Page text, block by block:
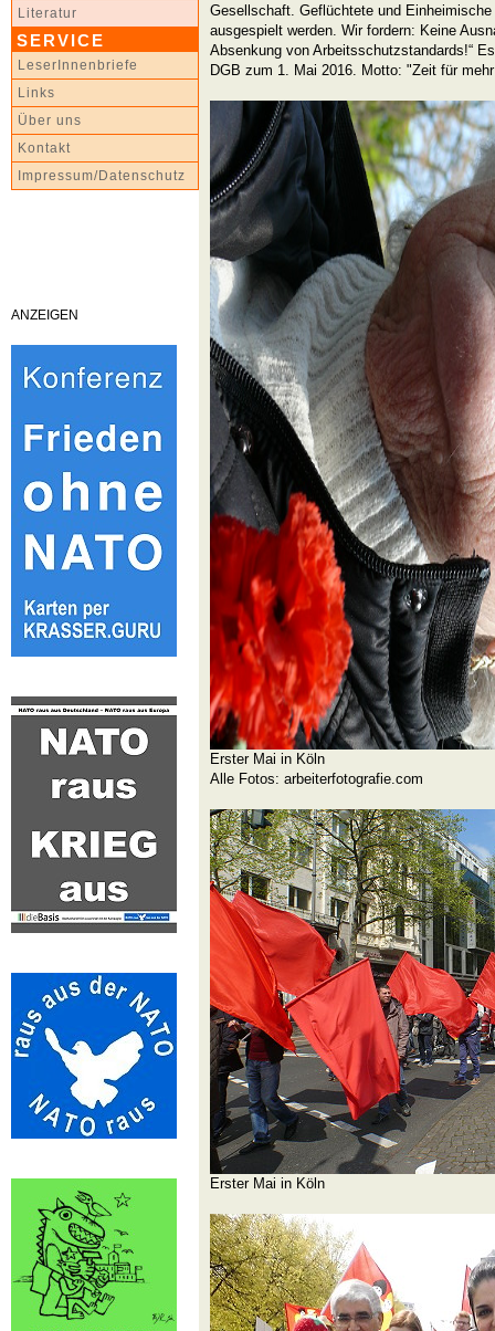
Literatur
SERVICE
LeserInnenbriefe
Links
Über uns
Kontakt
Impressum/Datenschutz
ANZEIGEN
Gesellschaft. Geflüchtete und
ausgespielt werden. Wir fordern: Keine
Absenkung von Arbeitsschutzstandards!“
DGB zum 1. Mai 2016. Motto: "Zeit für
Erster Mai in Köln
Alle Fotos: arbeiterfotografie.com
Erster Mai in Köln